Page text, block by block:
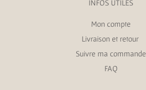
INFOS UTILES
Mon compte
Livraison et retour
Suivre ma commande
FAQ